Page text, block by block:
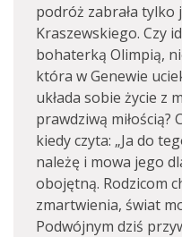
podróż zabrała tylko
Kraszewskiego. Czy
bohaterką Olimpią,
która w Genewie
układa sobie życie z
prawdziwą miłością?
kiedy czyta: „Ja do
należę i mowa jego
obojętną. Rodzicom
zmartwienia, świat
Podwójnym dziś